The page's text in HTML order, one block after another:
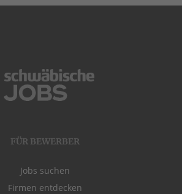
FÜR BEWERBER
Jobs suchen
Firmen entdecken